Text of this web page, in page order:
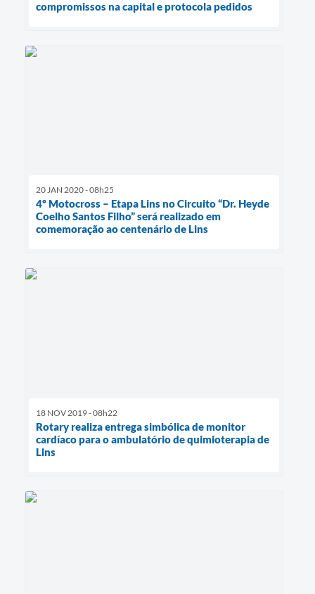
compromissos na capital e protocola pedidos
20 JAN 2020 - 08h25
4º Motocross – Etapa Lins no Circuito “Dr. Heyde
Coelho Santos Filho” será realizado em
comemoração ao centenário de Lins
18 NOV 2019 - 08h22
Rotary realiza entrega simbólica de monitor
cardíaco para o ambulatório de quimioterapia de
Lins